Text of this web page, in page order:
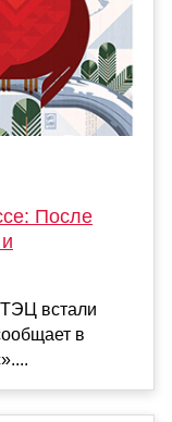
После
встали
в